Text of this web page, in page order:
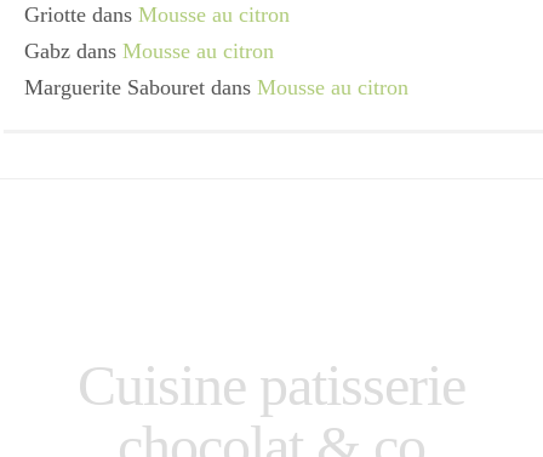
Griotte dans Mousse au citron
Gabz dans Mousse au citron
Marguerite Sabouret dans Mousse au citron
Cuisine patisserie